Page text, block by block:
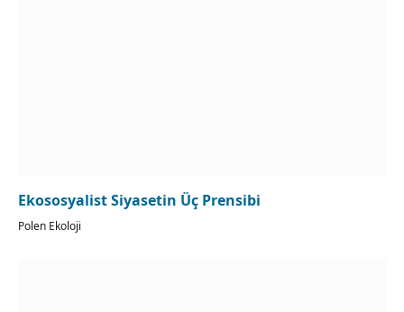
Ekososyalist Siyasetin Üç Prensibi
Polen Ekoloji